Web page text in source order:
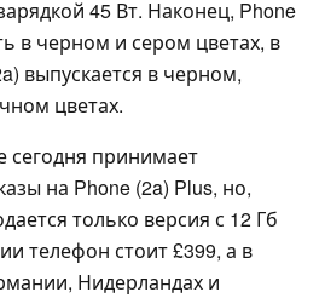
45 Вт. Наконец, Phone
в черном и сером цветах, в
выпускается в черном,
цветах.
сегодня принимает
на Phone (2a) Plus, но,
только версия с 12 Гб
телефон стоит £399, а в
Нидерландах и